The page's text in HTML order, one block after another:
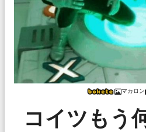
マカロン
コイツもう